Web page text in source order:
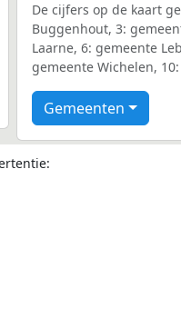
De cijfers op de kaart
Buggenhout, 3:
Laarne, 6: gemeente
gemeente Wichelen,
Gemeenten